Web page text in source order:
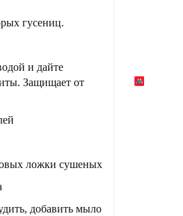
гусениц.
и дайте
Защищает от
ложки сушеных
добавить мыло